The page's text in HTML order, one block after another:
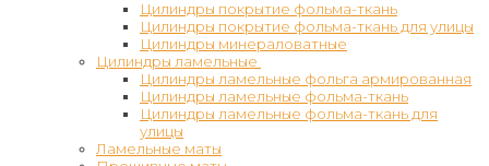
Цилиндры покрытие фольма-ткань
Цилиндры покрытие фольма-ткань для улицы
Цилиндры минераловатные
Цилиндры ламельные
Цилиндры ламельные фольга армированная
Цилиндры ламельные фольма-ткань
Цилиндры ламельные фольма-ткань для
улицы
Ламельные маты